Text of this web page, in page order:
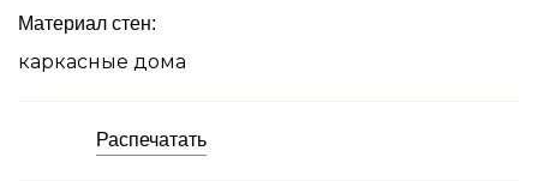
Материал стен:
каркасные дома
Распечатать